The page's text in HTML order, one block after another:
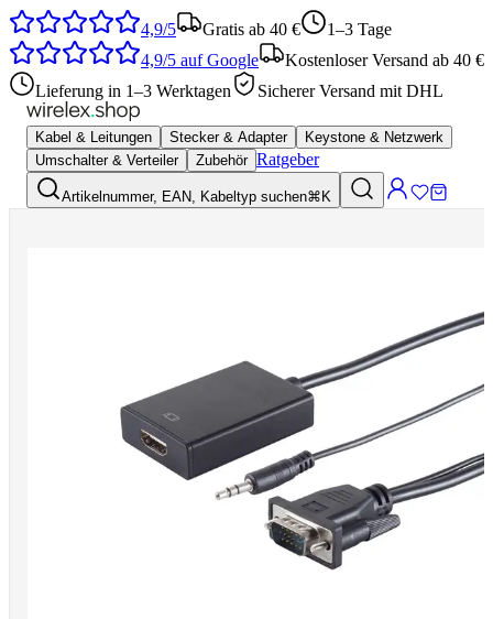
4,9/5 Gratis ab 40 €
1–3 Tage
4,9/5 auf Google
Kostenloser Versand ab 40 €
Lieferung in 1–3 Werktagen
Sicherer Versand mit DHL
Kabel & Leitungen Stecker & Adapter
Keystone & Netzwerk
Umschalter & Verteiler
Zubehör Ratgeber
Artikelnummer, EAN, Kabeltyp suchen⌘K